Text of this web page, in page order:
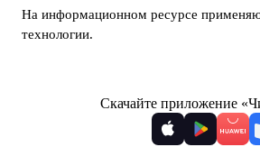
На информационном ресурсе
технологии.
Скачайте приложение